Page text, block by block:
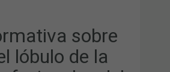
sobre
lóbulo de la